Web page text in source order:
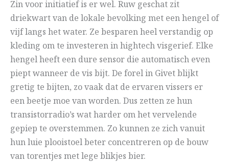
Zin voor initiatief is er wel. Ruw geschat zit
driekwart van de lokale bevolking met een hengel of
vijf langs het water. Ze besparen heel verstandig op
kleding om te investeren in hightech visgerief. Elke
hengel heeft een dure sensor die automatisch even
piept wanneer de vis bijt. De forel in Givet blijkt
gretig te bijten, zo vaak dat de ervaren vissers er
een beetje moe van worden. Dus zetten ze hun
transistorradio’s wat harder om het vervelende
gepiep te overstemmen. Zo kunnen ze zich vanuit
hun luie plooistoel beter concentreren op de bouw
van torentjes met lege blikjes bier.